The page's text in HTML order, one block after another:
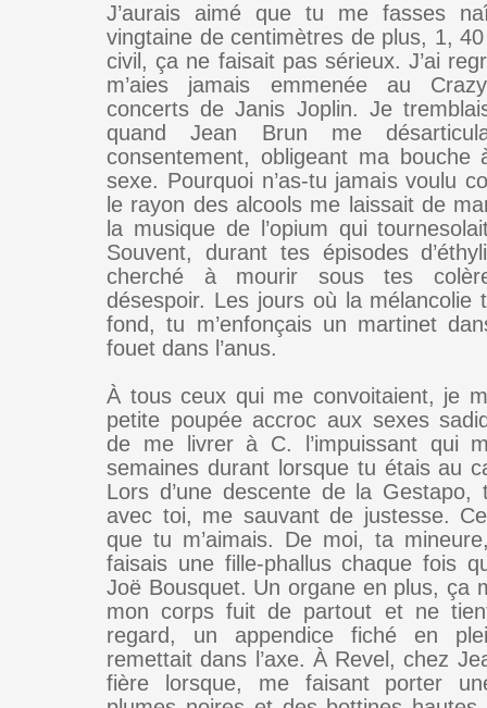
J’aurais aimé que tu me fasses
vingtaine de centimètres de plus, 1,
civil, ça ne faisait pas sérieux. J’ai
m’aies jamais emmenée au
concerts de Janis Joplin. Je
quand Jean Brun me
consentement, obligeant ma bouche
sexe. Pourquoi n’as-tu jamais voulu
le rayon des alcools me laissait de
la musique de l’opium qui
Souvent, durant tes épisodes
cherché à mourir sous tes
désespoir. Les jours où la mélancolie
fond, tu m’enfonçais un martinet
fouet dans l’anus.
À tous ceux qui me convoitaient, je
petite poupée accroc aux sexes
de me livrer à C. l’impuissant qui
semaines durant lorsque tu étais au
Lors d’une descente de la Gestapo,
avec toi, me sauvant de justesse.
que tu m’aimais. De moi, ta
faisais une fille-phallus chaque fois
Joë Bousquet. Un organe en plus, ça
mon corps fuit de partout et ne
regard, un appendice fiché en
remettait dans l’axe. À Revel, chez
fière lorsque, me faisant porter